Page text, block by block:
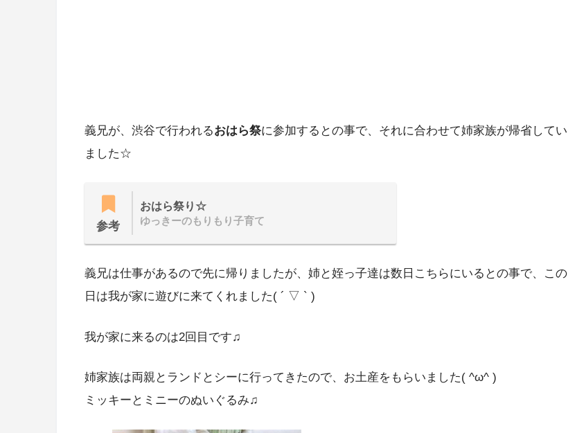
義兄が、渋谷で行われるおはら祭に参加するとの事で、それに合わせて姉家族が帰省してい
ました☆
参考
おはら祭り☆
ゆっきーのもりもり子育て
義兄は仕事があるので先に帰りましたが、姉と姪っ子達は数日こちらにいるとの事で、この
日は我が家に遊びに来てくれました( ´ ▽ ` )
我が家に来るのは2回目です♫
姉家族は両親とランドとシーに行ってきたので、お土産をもらいました( ^ω^ )
ミッキーとミニーのぬいぐるみ♫